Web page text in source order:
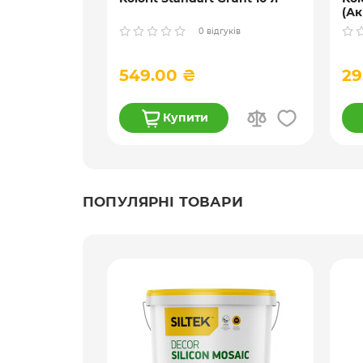
0 відгуків
549.00 ₴
Купити
л
ПОПУЛЯРНІ ТОВАРИ